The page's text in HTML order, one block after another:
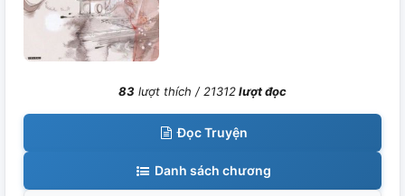
83 lượt thích /21312lượt đọc
Đọc Truyện
Danh sách chương